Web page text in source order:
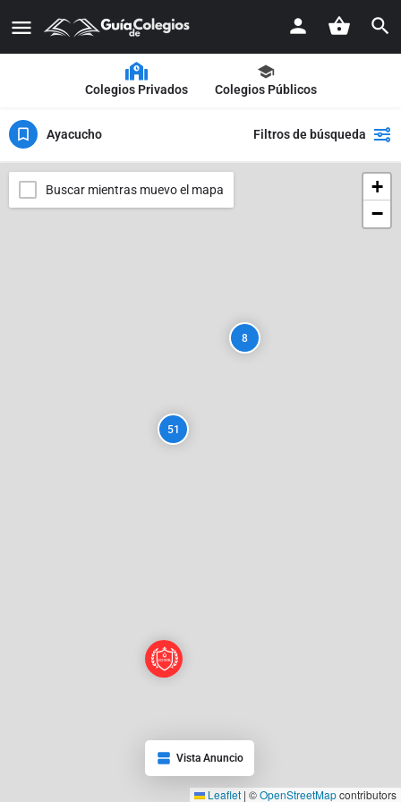
Colegios Privados Colegios Públicos
Ayacucho Filtros de búsqueda
51
8
+
−
Leaflet | ©OpenStreetMapcontributors
Buscar mientras muevo el mapa
Vista Anuncio